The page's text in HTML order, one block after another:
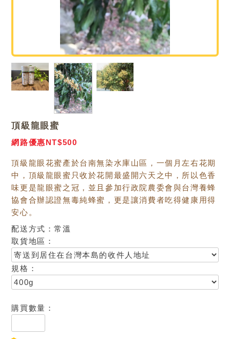
頂級龍眼蜜
網路優惠NT$500
頂級龍眼花蜜產於台南無染水庫山區，一個月左右花期
中，頂級龍眼蜜只收於花開最盛開六天之中，所以色香
味更是龍眼蜜之冠，並且參加行政院農委會與台灣養蜂
協會合辦認證無毒純蜂蜜，更是讓消費者吃得健康用得
安心。
配送方式：常溫
取貨地區：
規格：
購買數量：